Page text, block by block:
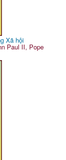
Xã hội
Paul II, Pope